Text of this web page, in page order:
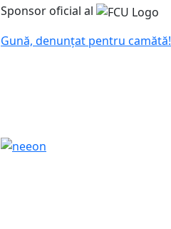
Sponsor oficial al
Gună, denunțat pentru camătă!